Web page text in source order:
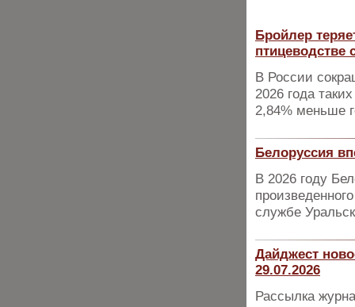
Бройлер
птицеводстве
В России
2026 года
2,84% меньше
Белоруссия
В 2026 году
службе
Дайджест
29.07.2026
Рассылка